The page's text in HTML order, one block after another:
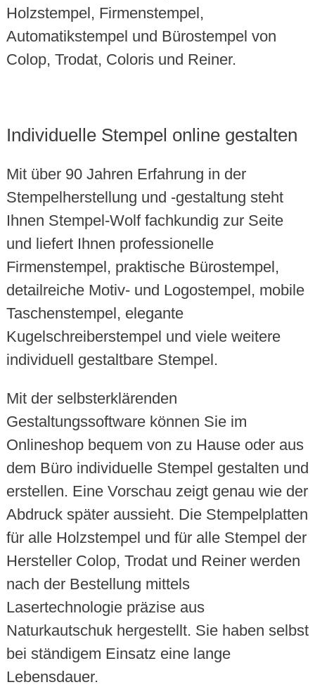
Holzstempel, Firmenstempel,
Automatikstempel und Bürostempel von
Colop, Trodat, Coloris und Reiner.
Individuelle Stempel online gestalten
Mit über 90 Jahren Erfahrung in der
Stempelherstellung und -gestaltung steht
Ihnen Stempel-Wolf fachkundig zur Seite
und liefert Ihnen professionelle
Firmenstempel, praktische Bürostempel,
detailreiche Motiv- und Logostempel, mobile
Taschenstempel, elegante
Kugelschreiberstempel und viele weitere
individuell gestaltbare Stempel.
Mit der selbsterklärenden
Gestaltungssoftware können Sie im
Onlineshop bequem von zu Hause oder aus
dem Büro individuelle Stempel gestalten und
erstellen. Eine Vorschau zeigt genau wie der
Abdruck später aussieht. Die Stempelplatten
für alle Holzstempel und für alle Stempel der
Hersteller Colop, Trodat und Reiner werden
nach der Bestellung mittels
Lasertechnologie präzise aus
Naturkautschuk hergestellt. Sie haben selbst
bei ständigem Einsatz eine lange
Lebensdauer.